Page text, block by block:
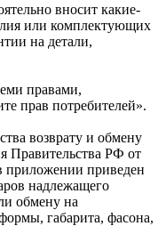
вносит какие-
или комплектующих
на детали,
правами,
прав потребителей».
возврату и обмену
Правительства РФ от
приложении приведен
надлежащего
обмену на
габарита, фасона,